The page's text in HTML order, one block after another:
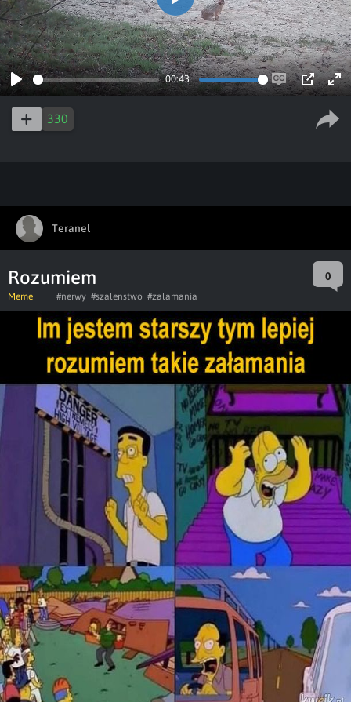
Play
00:43
EnablePIP
Play
330
Teranel
Rozumiem 0
Meme #nerwy #szalenstwo #zalamania